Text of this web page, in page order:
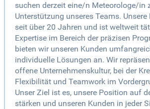
suchen derzeit eine/n Meteorologe/in
Unterstützung unseres Teams.
seit über 20 Jahren und ist weltweit
Expertise im Bereich der präzisen
bieten wir unseren Kunden
individuelle Lösungen an. Wir
offene Unternehmenskultur, bei der
Flexibilität und Teamwork im
Unser Ziel ist es, unsere Position auf
stärken und unseren Kunden in jeder